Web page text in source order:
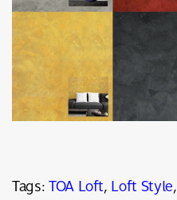
Tags:TOA Loft,Loft Style,